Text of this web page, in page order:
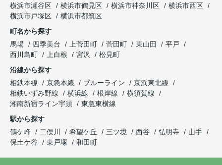
横浜市瀬谷区
横浜市鶴見区 横浜市神奈川区
横浜市西区
横浜市戸塚区
横浜市都筑区
町名から探す
馬場
四季美台 上菅田町 菅田町 東山田
平戸
西川島町
上白根 宮沢
松見町
沿線から探す
相鉄本線
京急本線 ブルーライン
京浜東北線
相鉄いずみ野線
横浜線 根岸線
横須賀線
湘南新宿ライン宇須
東急東横線
駅から探す
鶴ケ峰
二俣川 希望ケ丘 三ツ境 西谷 弘明寺
山手
保土ケ谷
東戸塚 和田町